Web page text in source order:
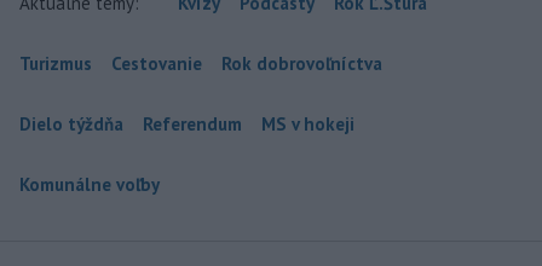
Turizmus Cestovanie Rok dobrovoľníctva
Dielo týždňa Referendum MS v hokeji
Komunálne voľby